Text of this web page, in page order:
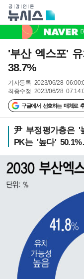
'부산 엑스포'
38.7%
기사등록 2023/06/28
최종수정 2023/06/28
구글에서 선호하는 매체로
尹 부정평가층은 '
PK는 '높다'